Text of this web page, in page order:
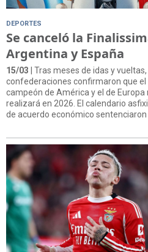
DEPORTES
Se canceló la
Argentina y España
15/03 | Tras meses de idas y vueltas,
confederaciones confirmaron que el
campeón de América y el de Europa
realizará en 2026. El calendario
de acuerdo económico sentenciaron